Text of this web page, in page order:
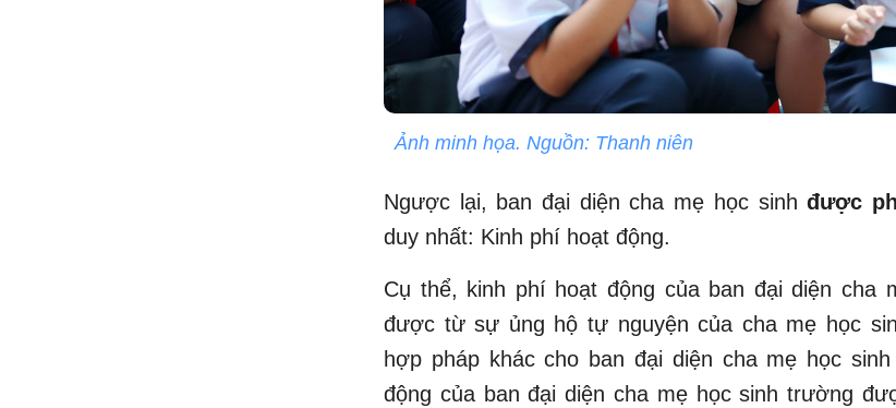
Ảnh minh họa. Nguồn: Thanh niên
Ngược lại, ban đại diện cha mẹ học sinh được
duy nhất: Kinh phí hoạt động.
Cụ thể, kinh phí hoạt động của ban đại diện cha
được từ sự ủng hộ tự nguyện của cha mẹ học
hợp pháp khác cho ban đại diện cha mẹ học
động của ban đại diện cha mẹ học sinh trường